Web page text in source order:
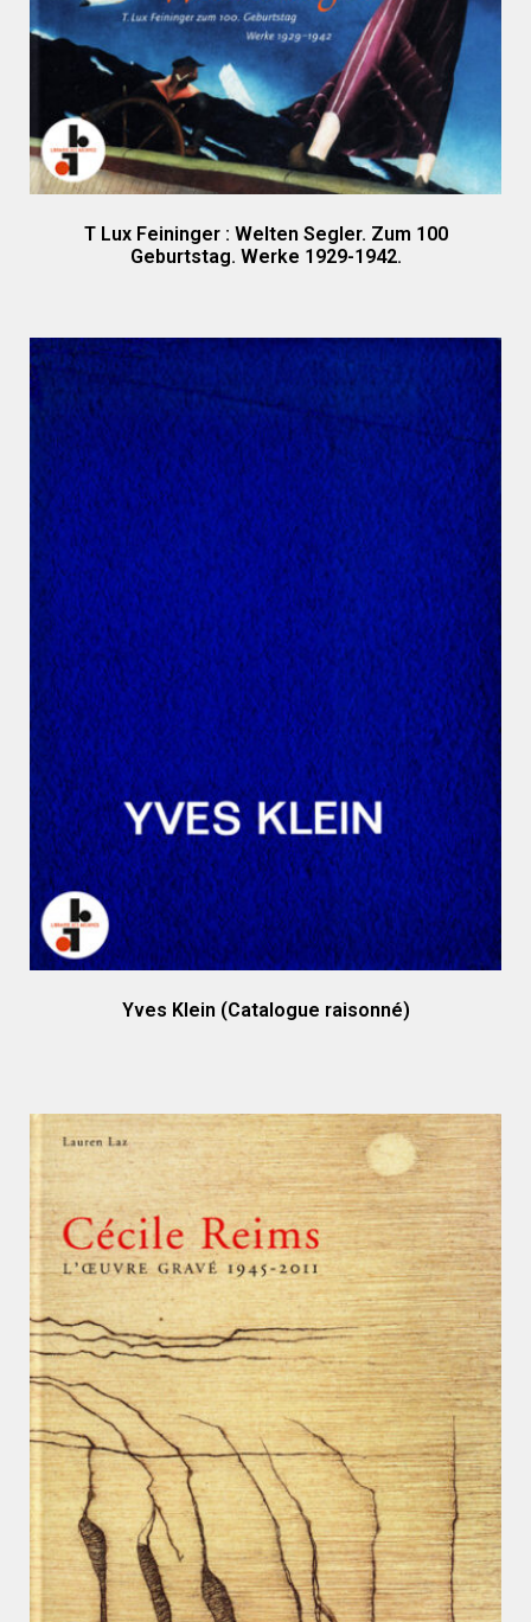
T Lux Feininger : Welten Segler. Zum 100
Geburtstag. Werke 1929-1942.
Yves Klein (Catalogue raisonné)